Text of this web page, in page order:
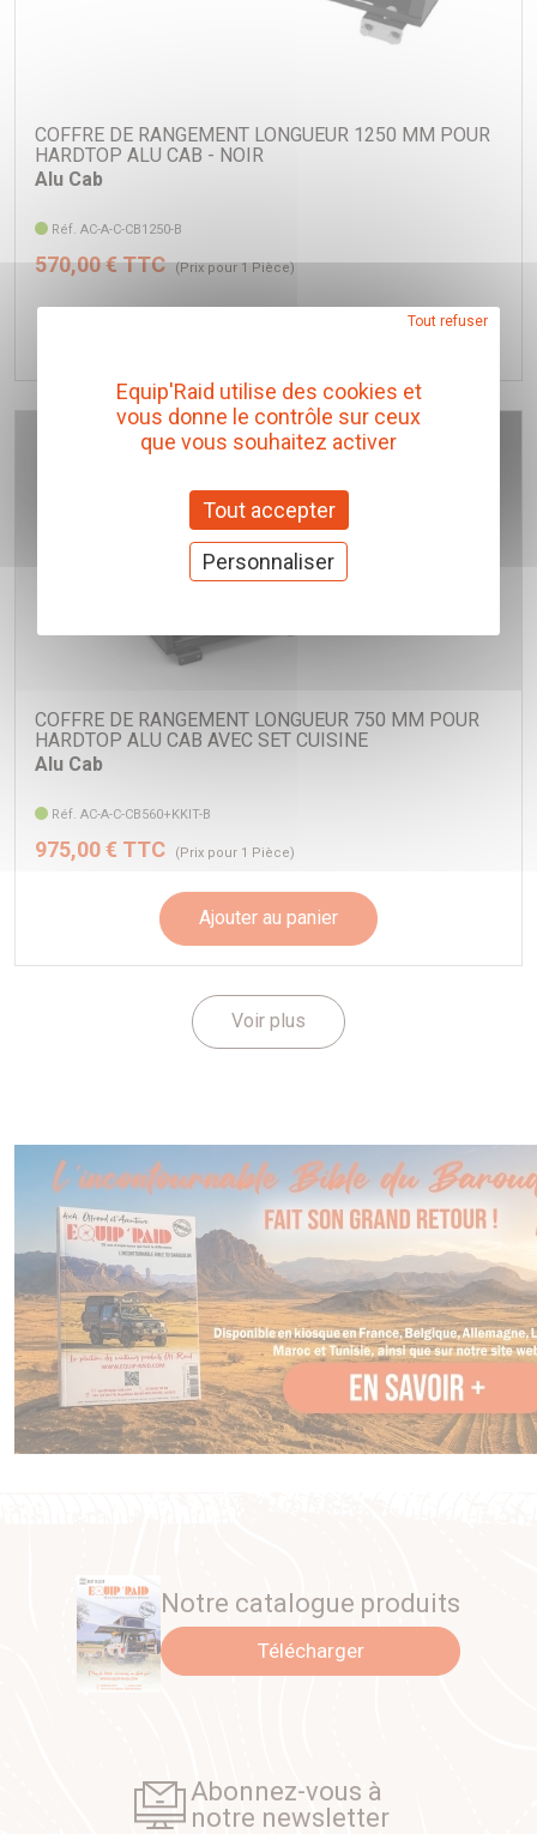
COFFRE DE RANGEMENT LONGUEUR 1250 MM POUR
HARDTOP ALU CAB - NOIR
Alu Cab
Réf. AC-A-C-CB1250-B
570,00 € TTC (Prix pour 1 Pièce)
COFFRE DE RANGEMENT LONGUEUR 750 MM POUR
HARDTOP ALU CAB AVEC SET CUISINE
Alu Cab
Réf. AC-A-C-CB560+KKIT-B
975,00 € TTC (Prix pour 1 Pièce)
Ajouter au panier
Voir plus
Notre catalogue produits
Télécharger
Abonnez-vous à
notre newsletter
Equip'Raid utilise des cookies et
vous donne le contrôle sur ceux
que vous souhaitez activer
Tout accepter
Tout refuser
Personnaliser